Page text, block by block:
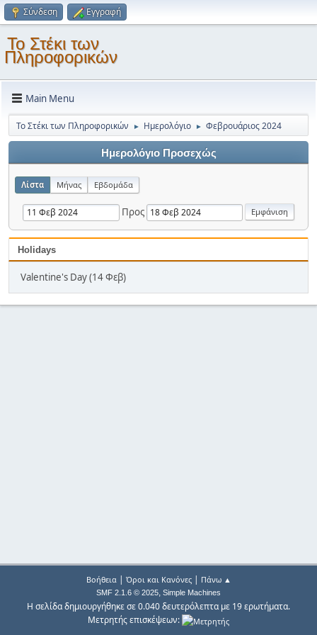
Σύνδεση Εγγραφή
Το Στέκι των
Πληροφορικών
Main Menu
Το Στέκι των Πληροφορικών ► Ημερολόγιο ► Φεβρουάριος 2024
Ημερολόγιο Προσεχώς
Λίστα Μήνας Εβδομάδα
Προς
Holidays
Valentine's Day (14 Φεβ)
Βοήθεια| Όροι και Κανόνες| Πάνω ▲
SMF 2.1.6 © 2025, Simple Machines
Η σελίδα δημιουργήθηκε σε 0.040 δευτερόλεπτα με 19 ερωτήματα.
Μετρητής επισκέψεων: